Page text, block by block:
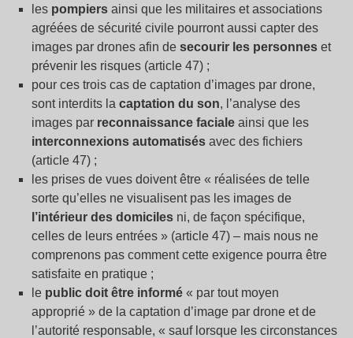
les pompiers ainsi que les militaires et associations
agréées de sécurité civile pourront aussi capter des
images par drones afin de secourir les personnes et
prévenir les risques (article 47) ;
pour ces trois cas de captation d’images par drone,
sont interdits la captation du son, l’analyse des
images par reconnaissance faciale ainsi que les
interconnexions automatisés avec des fichiers
(article 47) ;
les prises de vues doivent être « réalisées de telle
sorte qu’elles ne visualisent pas les images de
l’intérieur des domiciles ni, de façon spécifique,
celles de leurs entrées » (article 47) – mais nous ne
comprenons pas comment cette exigence pourra être
satisfaite en pratique ;
le public doit être informé « par tout moyen
approprié » de la captation d’image par drone et de
l’autorité responsable, « sauf lorsque les circonstances